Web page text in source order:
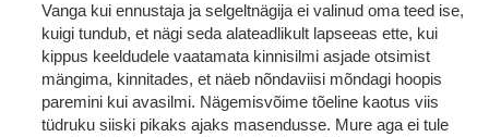
Vanga kui ennustaja ja selgeltnägija ei valinud oma teed ise,
kuigi tundub, et nägi seda alateadlikult lapseeas ette, kui
kippus keeldudele vaatamata kinnisilmi asjade otsimist
mängima, kinnitades, et näeb nõndaviisi mõndagi hoopis
paremini kui avasilmi. Nägemisvõime tõeline kaotus viis
tüdruku siiski pikaks ajaks masendusse. Mure aga ei tule